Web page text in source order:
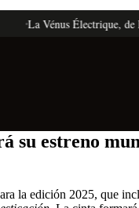
La Vénus Électrique, de
su estreno
la edición 2025, que